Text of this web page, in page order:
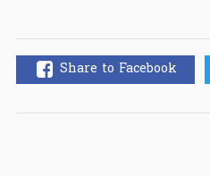
Share to Facebook